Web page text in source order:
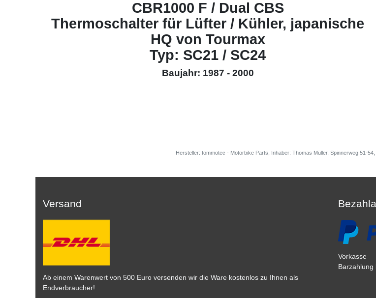
CBR1000 F / Dual CBS
Thermoschalter für Lüfter / Kühler, japanische
HQ von Tourmax
Typ: SC21 / SC24
Baujahr: 1987 - 2000
Hersteller: tommotec - Motorbike Parts, Inhaber: Thomas Müller, Spinnerweg 51-
Versand
Ab einem Warenwert von 500 Euro versenden wir die Ware kostenlos zu Ihnen als
Endverbraucher!
Vorkasse
Barzahlung